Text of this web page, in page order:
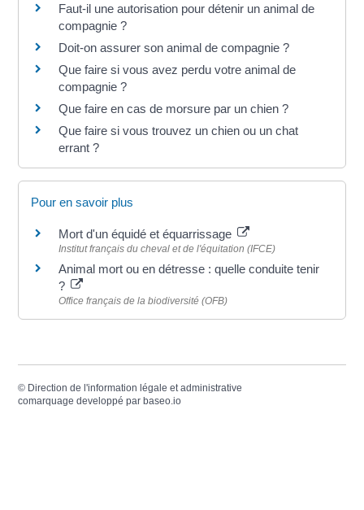
Faut-il une autorisation pour détenir un animal de
compagnie ?
Doit-on assurer son animal de compagnie ?
Que faire si vous avez perdu votre animal de
compagnie ?
Que faire en cas de morsure par un chien ?
Que faire si vous trouvez un chien ou un chat
errant ?
Pour en savoir plus
Mort d'un équidé et équarrissage
Institut français du cheval et de l'équitation (IFCE)
Animal mort ou en détresse : quelle conduite tenir
?
Office français de la biodiversité (OFB)
© Direction de l'information légale et administrative
comarquage developpé par baseo.io